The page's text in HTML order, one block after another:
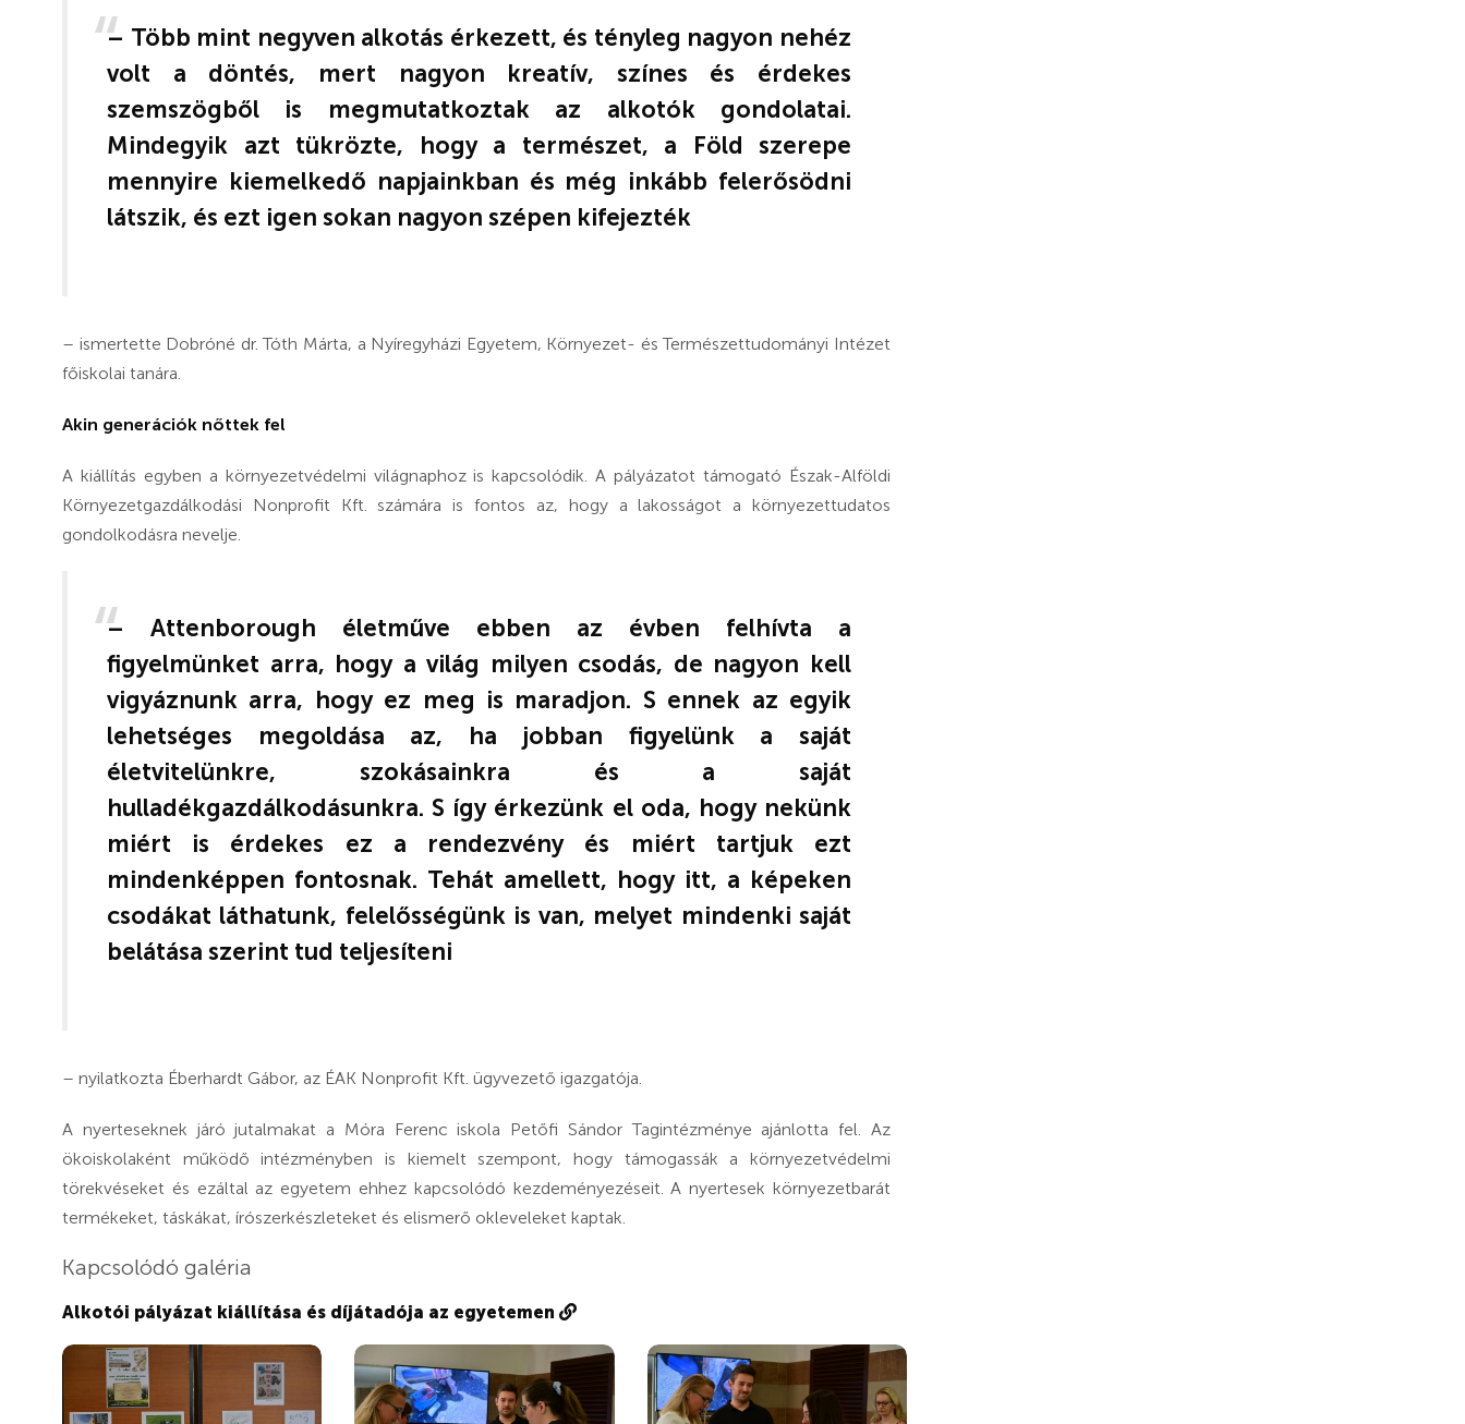
– Több mint negyven alkotás érkezett, és tényleg nagyon nehéz
volt a döntés, mert nagyon kreatív, színes és érdekes
szemszögből is megmutatkoztak az alkotók gondolatai.
Mindegyik azt tükrözte, hogy a természet, a Föld szerepe
mennyire kiemelkedő napjainkban és még inkább felerősödni
látszik, és ezt igen sokan nagyon szépen kifejezték
– ismertette Dobróné dr. Tóth Márta, a Nyíregyházi Egyetem, Környezet- és Természettudományi Intézet
főiskolai tanára.
Akin generációk nőttek fel
A kiállítás egyben a környezetvédelmi világnaphoz is kapcsolódik. A pályázatot támogató Észak-Alföldi
Környezetgazdálkodási Nonprofit Kft. számára is fontos az, hogy a lakosságot a környezettudatos
gondolkodásra nevelje.
– Attenborough életműve ebben az évben felhívta a
figyelmünket arra, hogy a világ milyen csodás, de nagyon kell
vigyáznunk arra, hogy ez meg is maradjon. S ennek az egyik
lehetséges megoldása az, ha jobban figyelünk a saját
életvitelünkre, szokásainkra és a saját
hulladékgazdálkodásunkra. S így érkezünk el oda, hogy nekünk
miért is érdekes ez a rendezvény és miért tartjuk ezt
mindenképpen fontosnak. Tehát amellett, hogy itt, a képeken
csodákat láthatunk, felelősségünk is van, melyet mindenki saját
belátása szerint tud teljesíteni
– nyilatkozta Éberhardt Gábor, az ÉAK Nonprofit Kft. ügyvezető igazgatója.
A nyerteseknek járó jutalmakat a Móra Ferenc iskola Petőfi Sándor Tagintézménye ajánlotta fel. Az
ökoiskolaként működő intézményben is kiemelt szempont, hogy támogassák a környezetvédelmi
törekvéseket és ezáltal az egyetem ehhez kapcsolódó kezdeményezéseit. A nyertesek környezetbarát
termékeket, táskákat, írószerkészleteket és elismerő okleveleket kaptak.
Kapcsolódó galéria
Alkotói pályázat kiállítása és díjátadója az egyetemen